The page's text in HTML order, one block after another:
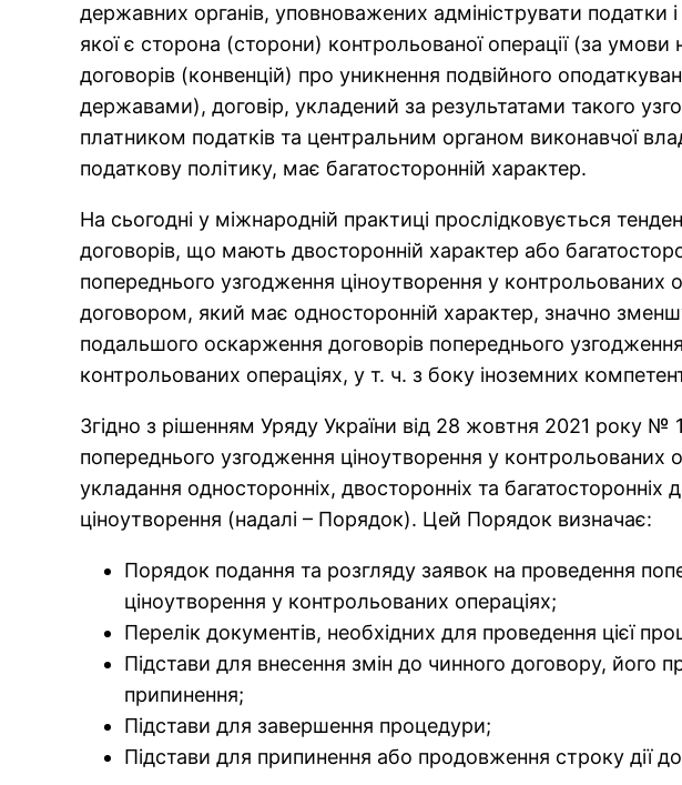
державних органів, уповноважених адмініструвати податки
якої є сторона (сторони) контрольованої операції (за умови
договорів (конвенцій) про уникнення подвійного
державами), договір, укладений за результатами такого
платником податків та центральним органом виконавчої
податкову політику, має багатосторонній характер.
На сьогодні у міжнародній практиці прослідковується
договорів, що мають двосторонній характер або
попереднього узгодження ціноутворення у контрольованих
договором, який має односторонній характер, значно
подальшого оскарження договорів попереднього
контрольованих операціях, у т. ч. з боку іноземних
Згідно з рішенням Уряду України від 28 жовтня 2021 року
попереднього узгодження ціноутворення у контрольованих
укладання односторонніх, двосторонніх та багатосторонніх
ціноутворення (надалі – Порядок). Цей Порядок визначає:
Порядок подання та розгляду заявок на проведення
ціноутворення у контрольованих операціях;
Перелік документів, необхідних для проведення цієї
Підстави для внесення змін до чинного договору, його
припинення;
Підстави для завершення процедури;
Підстави для припинення або продовження строку дії